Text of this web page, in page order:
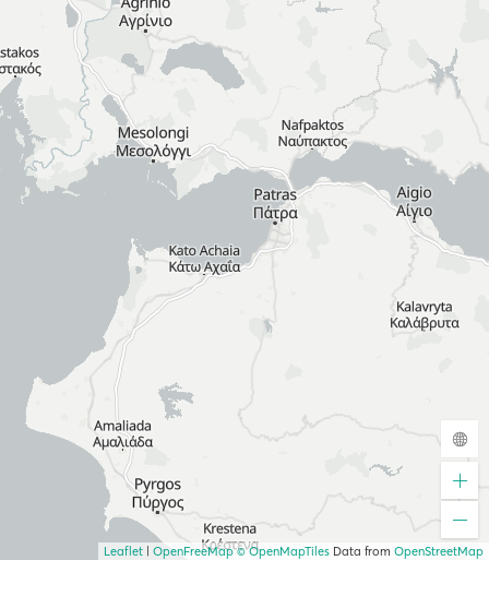
Leaflet OpenFreeMap © OpenMapTiles Data from OpenStreetMap